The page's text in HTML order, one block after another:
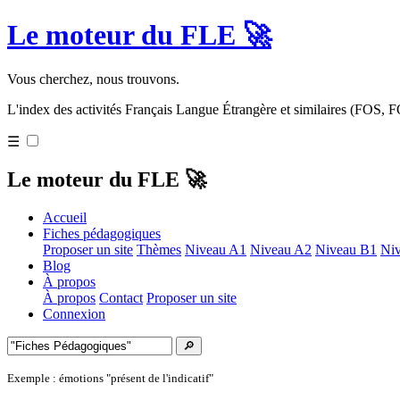
Le moteur du FLE 🚀
Vous cherchez, nous trouvons.
L'index des activités Français Langue Étrangère et similaires (FOS,
☰
Le moteur du FLE 🚀
Accueil
Fiches pédagogiques
Proposer un site Thèmes Niveau A1 Niveau A2 Niveau B1
Blog
À propos
À propos Contact Proposer un site
Connexion
🔎
Exemple : émotions "présent de l'indicatif"